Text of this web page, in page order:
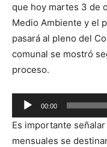
que hoy martes 3 de
Medio Ambiente y el
pasará al pleno del
comunal se mostró
proceso.
Reproductor
de
audio
00:00
Es importante
mensuales se